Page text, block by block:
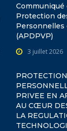
Communiqué
Protection
Personnelles
(APDPVP)
3 juillet 2026
PRIVEE EN
AU CŒUR
LA